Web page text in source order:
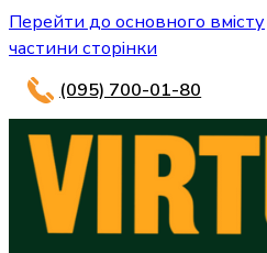
Перейти до основного вмісту
частини сторінки
(095) 700-01-80